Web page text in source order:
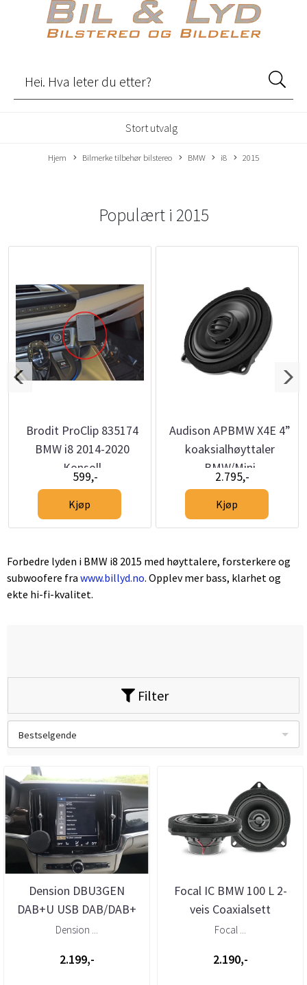
Stort utvalg
Hjem Bilmerke tilbehør bilstereo BMW i8 2015
Populært i 2015
Brodit ProClip 835174
BMW i8 2014-2020
Konsoll
599,-
Kjøp
Audison APBMW X4E 4”
koaksialhøyttaler
BMW/Mini
2.795,-
Kjøp
Forbedre lyden i BMW i8 2015 med høyttalere, forsterkere og
subwoofere fra www.billyd.no. Opplev mer bass, klarhet og
ekte hi-fi-kvalitet.
Filter
Bestselgende
Dension DBU3GEN
DAB+U USB DAB/DAB+
mottaker – helintegrert
Dension ...
2.199,-
Focal IC BMW 100 L 2-
veis Coaxialsett
Focal ...
2.190,-